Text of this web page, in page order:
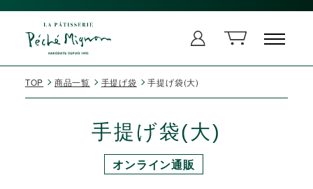
TOP 商品一覧 手提げ袋 手提げ袋(大)
手提げ袋(大)
オンライン通販